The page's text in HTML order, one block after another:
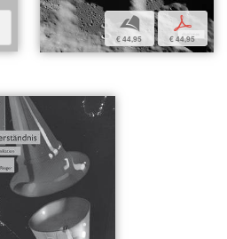
b
€ 44,95
p
€ 44,95